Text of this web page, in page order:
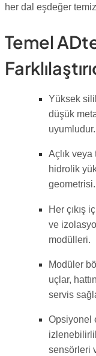
her dal eşdeğer
Temel
Yüksek
düşük
uyumludur.
Açlık veya
hidrolik
geometrisi.
Her çıkış
ve
modülleri.
Modüler
uçlar,
servis
Opsiyonel
sensörleri